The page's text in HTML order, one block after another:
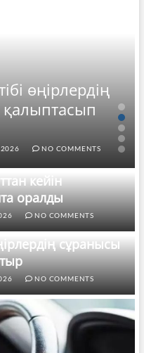
өңірлердің
қалыптасып
NO COMMENTS
кейін
оралды
NO COMMENTS
сұранысы
NO COMMENTS